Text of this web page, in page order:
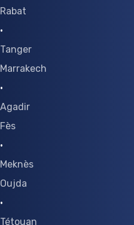
Rabat
·
Tanger
Marrakech
·
Agadir
Fès
·
Meknès
Oujda
·
Tétouan